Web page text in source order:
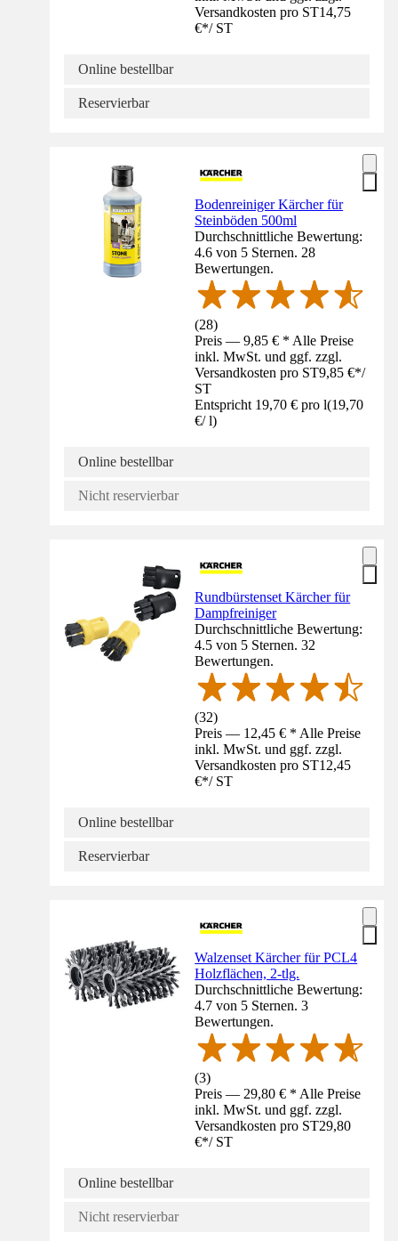
Versandkosten pro ST14,75
€*/ ST
Online bestellbar
Reservierbar
Bodenreiniger Kärcher für
Steinböden 500ml
Durchschnittliche Bewertung:
4.6 von 5 Sternen. 28
Bewertungen.
(28)
Preis — 9,85 € * Alle Preise
inkl. MwSt. und ggf. zzgl.
Versandkosten pro ST9,85 €*/
ST
Entspricht 19,70 € pro l(19,70
€/ l)
Online bestellbar
Nicht reservierbar
Rundbürstenset Kärcher für
Dampfreiniger
Durchschnittliche Bewertung:
4.5 von 5 Sternen. 32
Bewertungen.
(32)
Preis — 12,45 € * Alle Preise
inkl. MwSt. und ggf. zzgl.
Versandkosten pro ST12,45
€*/ ST
Online bestellbar
Reservierbar
Walzenset Kärcher für PCL4
Holzflächen, 2-tlg.
Durchschnittliche Bewertung:
4.7 von 5 Sternen. 3
Bewertungen.
(3)
Preis — 29,80 € * Alle Preise
inkl. MwSt. und ggf. zzgl.
Versandkosten pro ST29,80
€*/ ST
Online bestellbar
Nicht reservierbar